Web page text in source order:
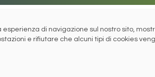
di navigazione sul nostro sito,
e rifiutare che alcuni tipi di cookies